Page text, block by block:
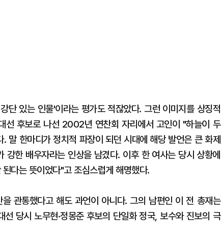
단 있는 인물'이라는 평가도 적잖았다. 그런 이미지를 상징적
선 후보로 나선 2002년 연찬회 자리에서 고인이 "하늘이 두
말 한마디가 정치적 파장이 되던 시대에 해당 발언은 큰 화제
한 배우자라는 인상을 남겼다. 이후 한 여사는 당시 상황에
다는 뜻이었다"고 조심스럽게 해명했다.
관통했다고 해도 과언이 아니다. 그의 남편인 이 전 총재는
당시 노무현·정몽준 후보의 단일화 정국, 보수와 진보의 극